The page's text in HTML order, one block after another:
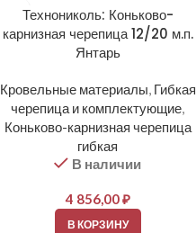
Технониколь: Коньково-
карнизная черепица 12/20 м.п.
Янтарь
Кровельные материалы, Гибкая
черепица и комплектующие,
Коньково-карнизная черепица
гибкая
В наличии
4 856,00₽
В КОРЗИНУ